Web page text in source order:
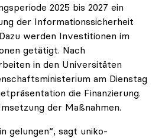
2025 bis 2027 ein
der Informationssicherheit
werden Investitionen im
getätigt. Nach
in den Universitäten
am Dienstag
die Finanzierung.
der Maßnahmen.
gelungen“, sagt uniko-